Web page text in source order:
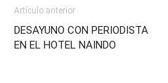
Artículo anterior
DESAYUNO CON PERIODISTA
EN EL HOTEL NAINDO